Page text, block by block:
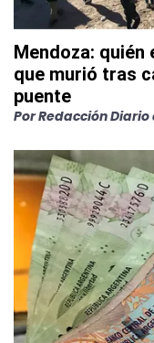
Mendoza: quién
que murió tras
puente
PorRedacción Diario